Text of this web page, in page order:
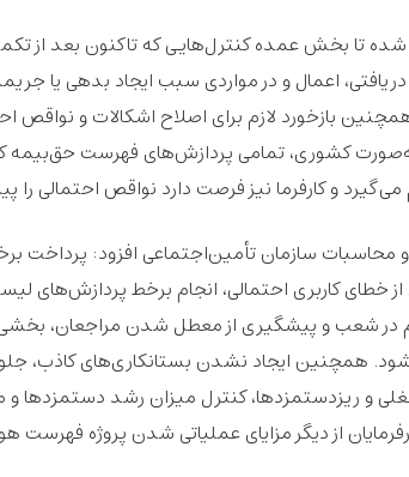
شده تا بخش عمده کنترل‌هایی که تاکنون بعد از
اعمال و در مواردی سبب ایجاد بدهی یا
بازخورد لازم برای اصلاح اشکالات و نواقص
کشوری، تمامی‌ پردازش‌های فهرست حق‌بیمه
و کارفرما نیز فرصت دارد نواقص احتمالی را
و محاسبات سازمان تأمین‌اجتماعی افزود: پرداخت
کاربری احتمالی، انجام برخط پردازش‌های
در شعب و پیشگیری از معطل شدن مراجعان، بخشی
ایجاد نشدن بستانکاری‌های کاذب،
و ریزدستمزدها، کنترل میزان رشد دستمزدها
از دیگر مزایای عملیاتی شدن پروژه